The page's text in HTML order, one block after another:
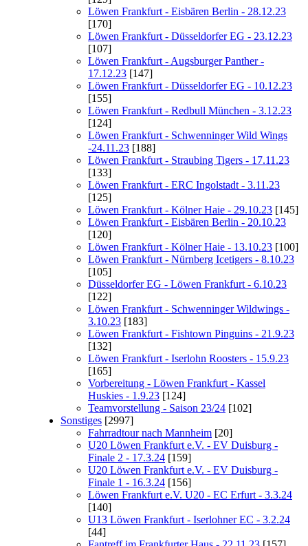
Löwen Frankfurt - Eisbären Berlin - 28.12.23
[170]
Löwen Frankfurt - Düsseldorfer EG - 23.12.23
[107]
Löwen Frankfurt - Augsburger Panther -
17.12.23 [147]
Löwen Frankfurt - Düsseldorfer EG - 10.12.23
[155]
Löwen Frankfurt - Redbull München - 3.12.23
[124]
Löwen Frankfurt - Schwenninger Wild Wings
-24.11.23 [188]
Löwen Frankfurt - Straubing Tigers - 17.11.23
[133]
Löwen Frankfurt - ERC Ingolstadt - 3.11.23
[125]
Löwen Frankfurt - Kölner Haie - 29.10.23 [145]
Löwen Frankfurt - Eisbären Berlin - 20.10.23
[120]
Löwen Frankfurt - Kölner Haie - 13.10.23 [100]
Löwen Frankfurt - Nürnberg Icetigers - 8.10.23
[105]
Düsseldorfer EG - Löwen Frankfurt - 6.10.23
[122]
Löwen Frankfurt - Schwenninger Wildwings -
3.10.23 [183]
Löwen Frankfurt - Fishtown Pinguins - 21.9.23
[132]
Löwen Frankfurt - Iserlohn Roosters - 15.9.23
[165]
Vorbereitung - Löwen Frankfurt - Kassel
Huskies - 1.9.23 [124]
Teamvorstellung - Saison 23/24 [102]
Sonstiges [2997]
Fahrradtour nach Mannheim [20]
U20 Löwen Frankfurt e.V. - EV Duisburg -
Finale 2 - 17.3.24 [159]
U20 Löwen Frankfurt e.V. - EV Duisburg -
Finale 1 - 16.3.24 [156]
Löwen Frankfurt e.V. U20 - EC Erfurt - 3.3.24
[140]
U13 Löwen Frankfurt - Iserlohner EC - 3.2.24
[44]